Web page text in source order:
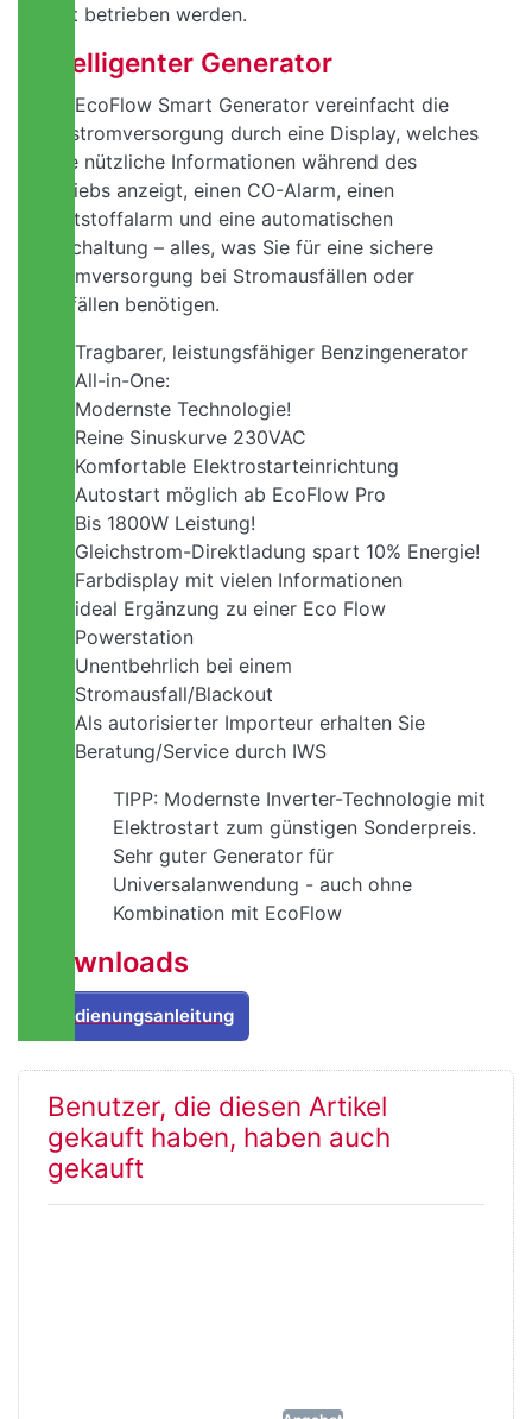
Watt betrieben werden.
Intelligenter Generator
Der EcoFlow Smart Generator vereinfacht die
Notstromversorgung durch eine Display, welches
viele nützliche Informationen während des
Betriebs anzeigt, einen CO-Alarm, einen
Kraftstoffalarm und eine automatischen
Abschaltung – alles, was Sie für eine sichere
Stromversorgung bei Stromausfällen oder
Notfällen benötigen.
Tragbarer, leistungsfähiger Benzingenerator
All-in-One:
Modernste Technologie!
Reine Sinuskurve 230VAC
Komfortable Elektrostarteinrichtung
Autostart möglich ab EcoFlow Pro
Bis 1800W Leistung!
Gleichstrom-Direktladung spart 10% Energie!
Farbdisplay mit vielen Informationen
ideal Ergänzung zu einer Eco Flow
Powerstation
Unentbehrlich bei einem
Stromausfall/Blackout
Als autorisierter Importeur erhalten Sie
Beratung/Service durch IWS
TIPP: Modernste Inverter-Technologie mit
Elektrostart zum günstigen Sonderpreis.
Sehr guter Generator für
Universalanwendung - auch ohne
Kombination mit EcoFlow
Downloads
Bedienungsanleitung
Benutzer, die diesen Artikel
gekauft haben, haben auch
gekauft